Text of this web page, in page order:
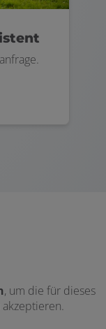
, um die für dieses